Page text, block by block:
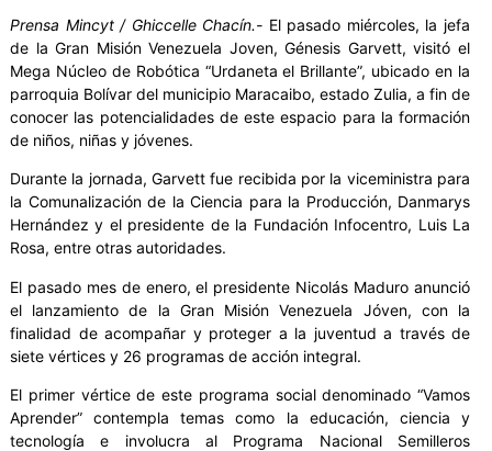
Prensa Mincyt / Ghiccelle Chacín.- El pasado miércoles, la jefa
de la Gran Misión Venezuela Joven, Génesis Garvett, visitó el
Mega Núcleo de Robótica “Urdaneta el Brillante”, ubicado en la
parroquia Bolívar del municipio Maracaibo, estado Zulia, a fin de
conocer las potencialidades de este espacio para la formación
de niños, niñas y jóvenes.
Durante la jornada, Garvett fue recibida por la viceministra para
la Comunalización de la Ciencia para la Producción, Danmarys
Hernández y el presidente de la Fundación Infocentro, Luis La
Rosa, entre otras autoridades.
El pasado mes de enero, el presidente Nicolás Maduro anunció
el lanzamiento de la Gran Misión Venezuela Jóven, con la
finalidad de acompañar y proteger a la juventud a través de
siete vértices y 26 programas de acción integral.
El primer vértice de este programa social denominado “Vamos
Aprender” contempla temas como la educación, ciencia y
tecnología e involucra al Programa Nacional Semilleros